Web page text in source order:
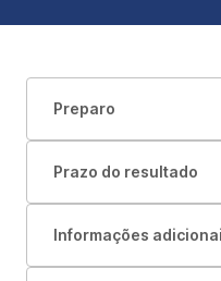
Preparo
Prazo do resultado
Informações